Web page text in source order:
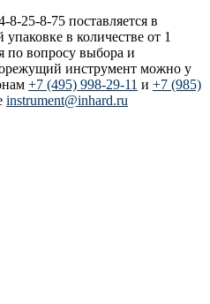
8-25-8-75 поставляется в
в количестве от 1
по вопросу выбора и
инструмент можно у
+7 (495) 998-29-11 и +7 (985)
instrument@inhard.ru